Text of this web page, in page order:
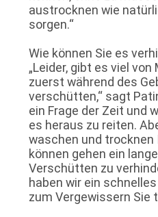
austrocknen wie
sorgen.“
Wie können Sie es
„Leider, gibt es viel
zuerst während des
verschütten,“ sagt
ein Frage der Zeit und
es heraus zu reiten.
waschen und
können gehen ein
Verschütten zu
haben wir ein
zum Vergewissern Sie